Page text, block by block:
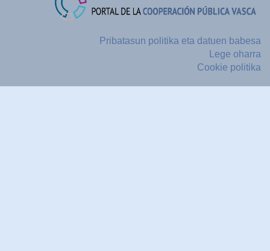
Pribatasun politika eta datuen babesa
Lege oharra
Cookie politika